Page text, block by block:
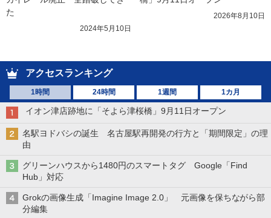
た
2024年5月10日
2026年8月10日
アクセスランキング
1時間 24時間 1週間 1カ月
イオン津店跡地に「そよら津桜橋」9月11日オープン
名駅ヨドバシの誕生 名古屋駅再開発の行方と「期間限定」の理
由
グリーンハウスから1480円のスマートタグ Google「Find
Hub」対応
Grokの画像生成「Imagine Image 2.0」 元画像を保ちながら部
分編集